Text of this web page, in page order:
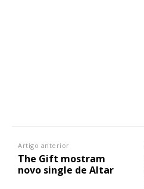
Artigo anterior
The Gift mostram
novo single de Altar